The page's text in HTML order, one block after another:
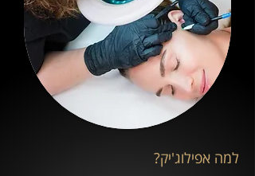
למה אפילוג'יק?